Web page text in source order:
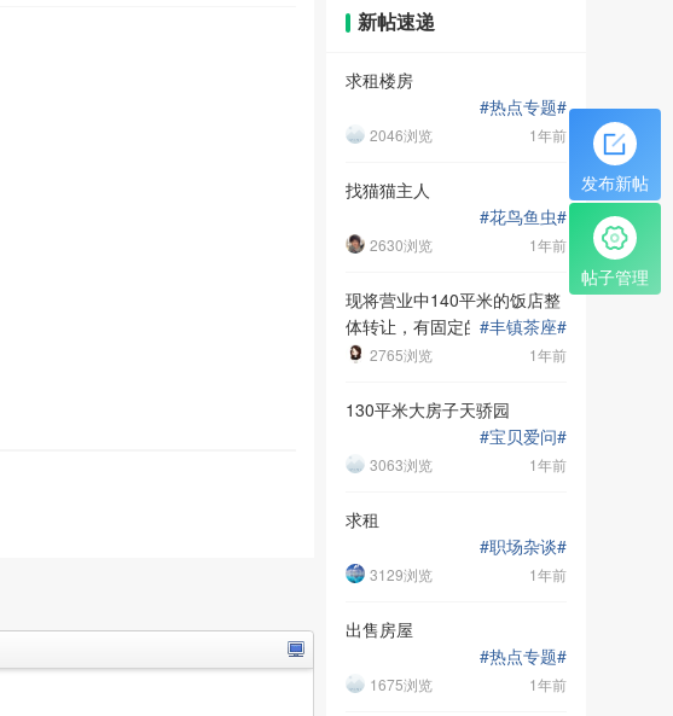
新帖速递
求租楼房
#热点专题#
1年前
2046浏览
找猫猫主人
#花鸟鱼虫#
1年前
2630浏览
现将营业中140平米的饭店整
体转让，有固定的客源接手即
可盈利，位于丽苑餐饮一条街
13191580796
#丰镇茶座#
1年前
2765浏览
130平米大房子天骄园
#宝贝爱问#
1年前
3063浏览
求租
#职场杂谈#
1年前
3129浏览
出售房屋
#热点专题#
1年前
1675浏览
发布新帖
帖子管理